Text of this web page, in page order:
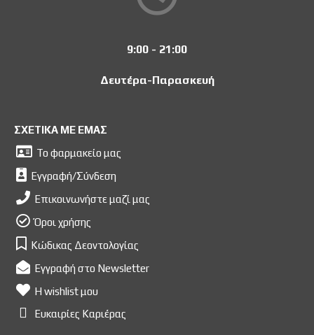
9:00 - 21:00
Δευτέρα-Παρασκευή
ΣΧΕΤΙΚΑ ΜΕ ΕΜΑΣ
Το φαρμακείο μας
Εγγραφή/Σύνδεση
Επικοινωνήστε μαζί μας
Όροι χρήσης
Κώδικας Δεοντολογίας
Εγγραφή στο Newsletter
Η wishlist μου
Ευκαιρίες Kαριέρας